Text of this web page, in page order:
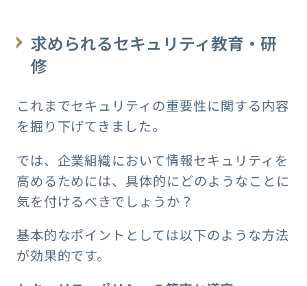
求められるセキュリティ教育・研
修
これまでセキュリティの重要性に関する内容
を掘り下げてきました。
では、企業組織において情報セキュリティを
高めるためには、具体的にどのようなことに
気を付けるべきでしょうか？
基本的なポイントとしては以下のような方法
が効果的です。